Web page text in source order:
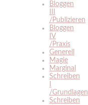
Bloggen
/Publizieren
Bloggen
IV
/Praxis
Generell
Magie
Marginal
Schreiben
/Grundlagen
Schreiben